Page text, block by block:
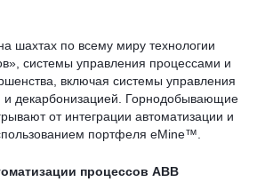
шахтах по всему миру технологии
системы управления процессами и
включая системы управления
и декарбонизацией. Горнодобывающие
от интеграции автоматизации и
портфеля eMine™.
процессов ABB